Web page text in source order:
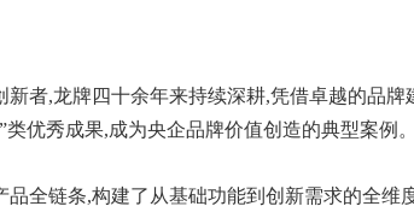
新者,龙牌四十余年来持续深耕,凭借卓越的品
优秀成果,成为央企品牌价值创造的典型案例。
品全链条,构建了从基础功能到创新需求的全维